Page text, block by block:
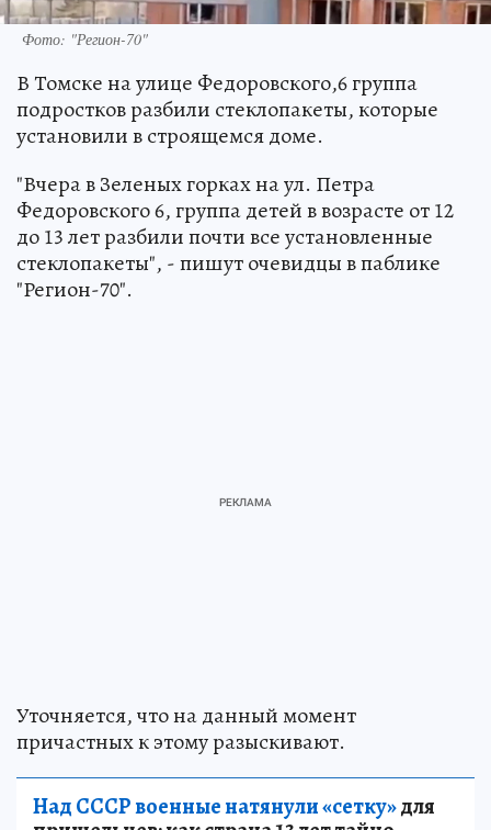
Фото: "Регион-70"
В Томске на улице Федоровского,6 группа
подростков разбили стеклопакеты, которые
установили в строящемся доме.
"Вчера в Зеленых горках на ул. Петра
Федоровского 6, группа детей в возрасте от 12
до 13 лет разбили почти все установленные
стеклопакеты", - пишут очевидцы в паблике
"Регион-70".
Уточняется, что на данный момент
причастных к этому разыскивают.
Над СССР военные натянули «сетку»для